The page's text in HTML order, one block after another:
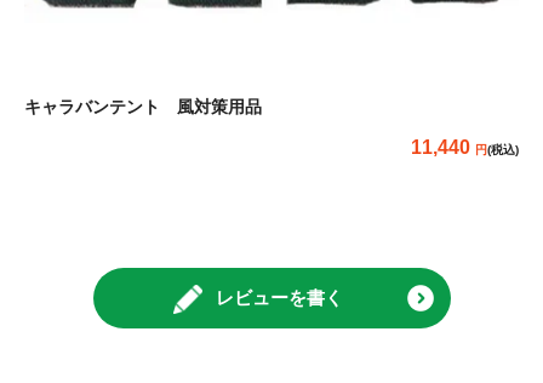
キャラバンテント 風対策用品
11,440 (税込)
レビューを書く